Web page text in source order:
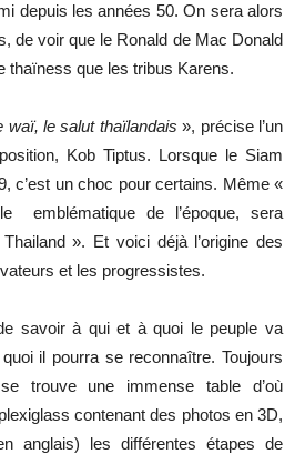
depuis les années 50. On sera alors
de voir que le Ronald de Mac Donald
thaïness que les tribus Karens.
waï, le salut thaïlandais », précise l’un
Kob Tiptus. Lorsque le Siam
c’est un choc pour certains. Même «
emblématique de l’époque, sera
». Et voici déjà l’origine des
et les progressistes.
savoir à qui et à quoi le peuple va
il pourra se reconnaître. Toujours
trouve une immense table d’où
contenant des photos en 3D,
anglais) les différentes étapes de